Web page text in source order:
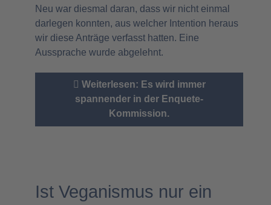
Neu war diesmal daran, dass wir nicht einmal
darlegen konnten, aus welcher Intention heraus
wir diese Anträge verfasst hatten. Eine
Aussprache wurde abgelehnt.
Weiterlesen: Es wird immer
spannender in der Enquete-
Kommission.
Ist Veganismus nur ein